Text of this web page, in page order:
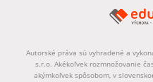
Autorské práva sú vyhradené a
s.r.o. Akékoľvek rozmnožovanie
akýmkoľvek spôsobom, v